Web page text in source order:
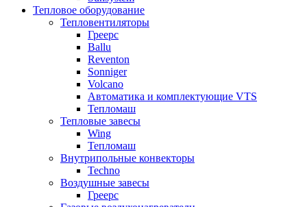
Тепловое оборудование
Тепловентиляторы
Греерс
Ballu
Reventon
Sonniger
Volcano
Автоматика и комплектующие VTS
Тепломаш
Тепловые завесы
Wing
Тепломаш
Внутрипольные конвекторы
Techno
Воздушные завесы
Греерс